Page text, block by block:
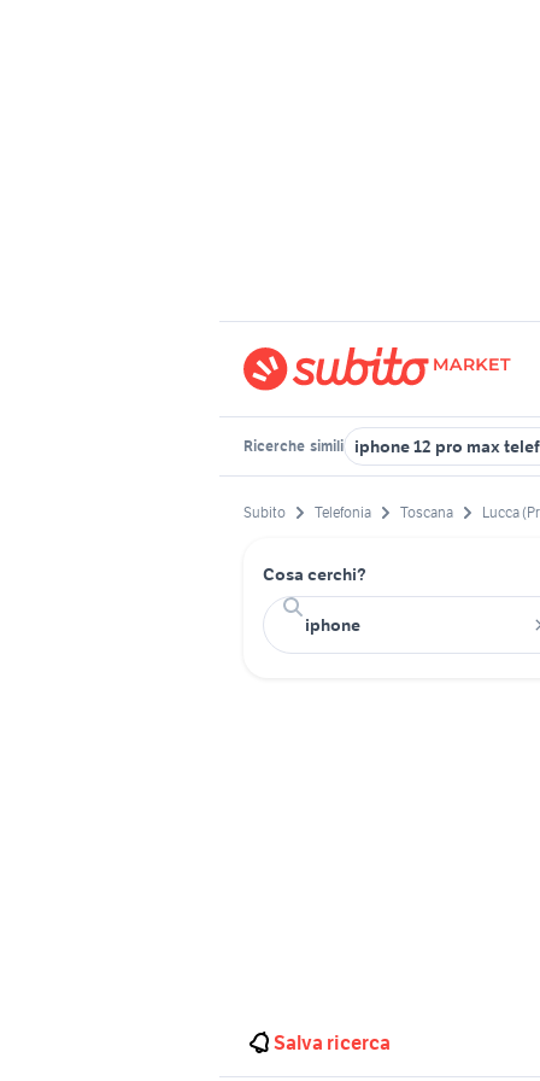
Ricerche simili iphone 12 pro max
Subito Telefonia Toscana Lucca
Cosa cerchi?
Salva ricerca